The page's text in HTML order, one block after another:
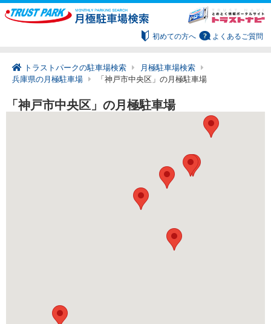
初めての方へ よくあるご質問
トラストパークの駐車場検索
月極駐車場検索
兵庫県の月極駐車場
「神戸市中央区」の月極駐車場
「神戸市中央区」の月極駐車場